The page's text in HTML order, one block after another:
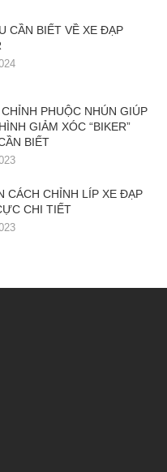
CẦN BIẾT VỀ XE ĐẠP
PHUỘC NHÚN GIÚP
GIẢM XÓC “BIKER”
BIẾT
CÁCH CHỈNH LÍP XE ĐẠP
CHI TIẾT